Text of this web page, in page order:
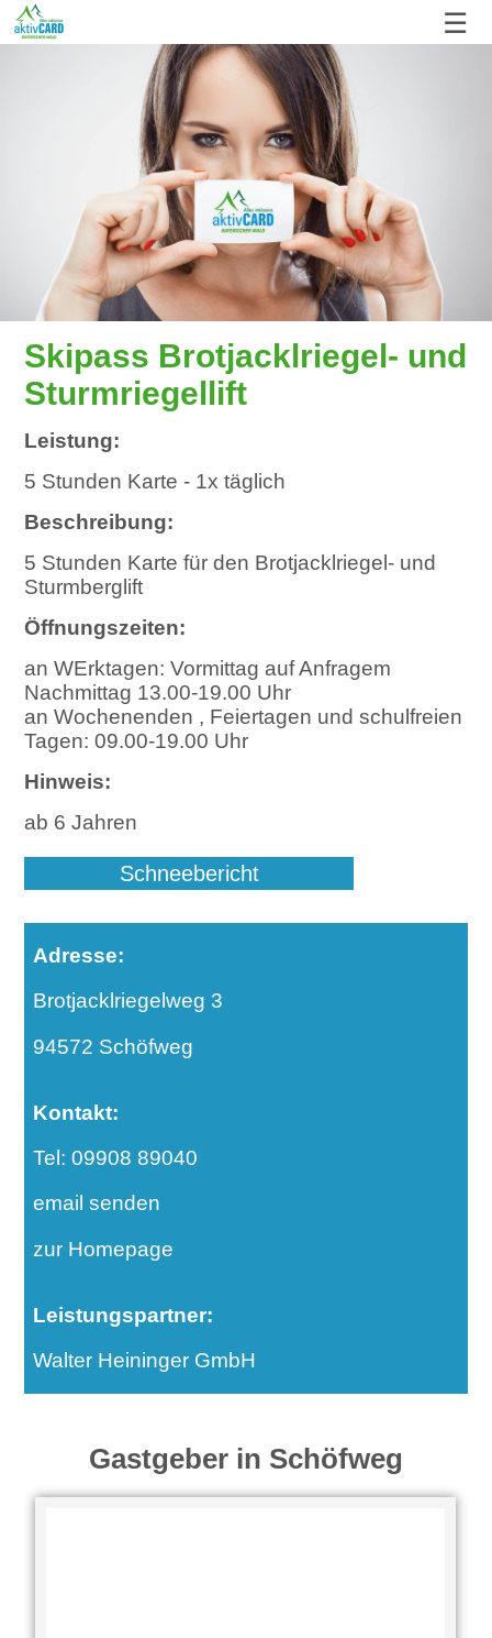
☰
Skipass Brotjacklriegel- und
Sturmriegellift
Leistung:
5 Stunden Karte - 1x täglich
Beschreibung:
5 Stunden Karte für den Brotjacklriegel- und
Sturmberglift
Öffnungszeiten:
an WErktagen: Vormittag auf Anfragem
Nachmittag 13.00-19.00 Uhr
an Wochenenden , Feiertagen und schulfreien
Tagen: 09.00-19.00 Uhr
Hinweis:
ab 6 Jahren
Schneebericht
Adresse:
Brotjacklriegelweg 3
94572 Schöfweg
Kontakt:
Tel: 09908 89040
email senden
zur Homepage
Leistungspartner:
Walter Heininger GmbH
Gastgeber in Schöfweg